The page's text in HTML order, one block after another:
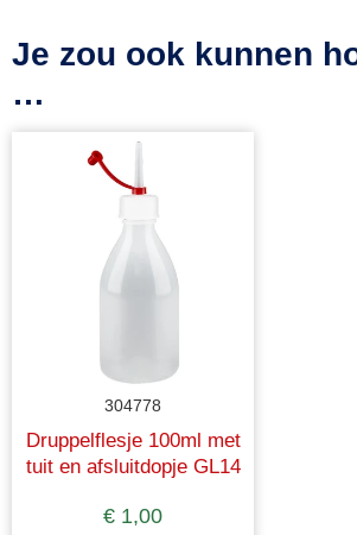
Je zou ook kunnen
…
304778
Druppelflesje 100ml met
tuit en afsluitdopje GL14
€ 1,00